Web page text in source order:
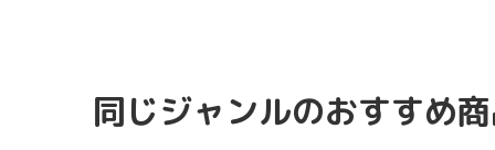
同じジャンルのおすすめ